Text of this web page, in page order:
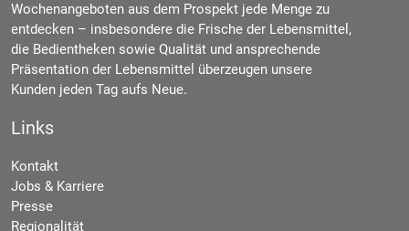
Wochenangeboten aus dem Prospekt jede Menge zu
entdecken – insbesondere die Frische der Lebensmittel,
die Bedientheken sowie Qualität und ansprechende
Präsentation der Lebensmittel überzeugen unsere
Kunden jeden Tag aufs Neue.
Links
Kontakt
Jobs & Karriere
Presse
Regionalität